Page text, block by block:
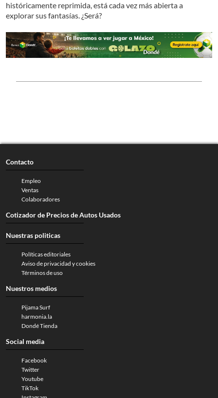
históricamente reprimida, está cada vez más abierta a
explorar sus fantasías. ¿Será?
Contacto
Empleo
Ventas
Colaboradores
Cotizador de Precios de Autos Usados
Nuestras politicas
Políticas editoriales
Aviso de privacidad y cookies
Términos de uso
Nuestros medios
Pijama Surf
harmonia.la
Dondé Tienda
Social media
Facebook
Twitter
Youtube
TikTok